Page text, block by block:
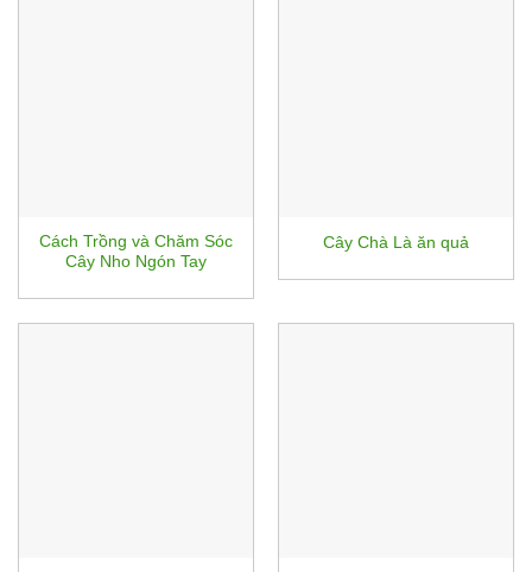
Cách Trồng và Chăm Sóc
Cây Nho Ngón Tay
Cây Chà Là ăn quả